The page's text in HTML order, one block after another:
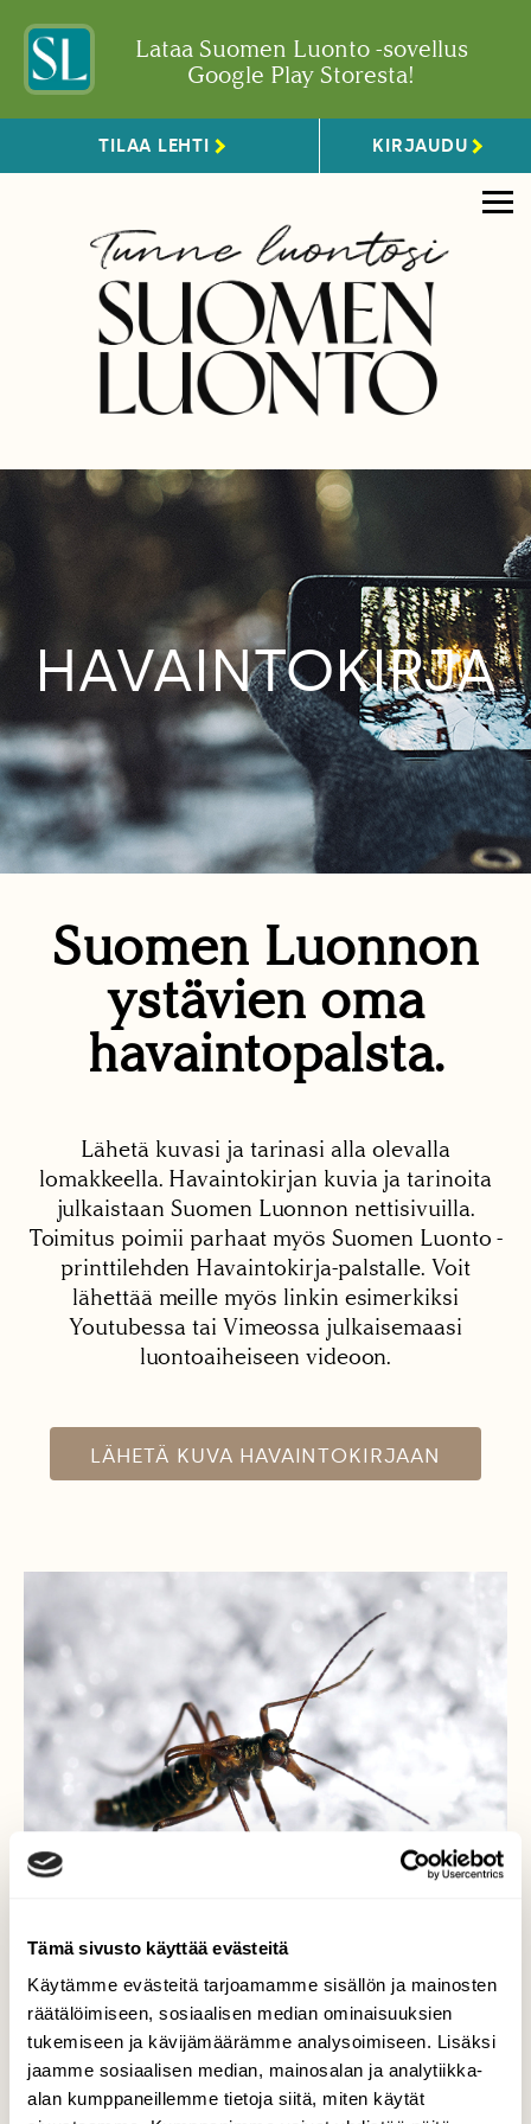
Tämä sivusto käyttää evästeitä
Käytämme evästeitä tarjoamamme sisällön ja mainosten
räätälöimiseen, sosiaalisen median ominaisuuksien
tukemiseen ja kävijämäärämme analysoimiseen. Lisäksi
jaamme sosiaalisen median, mainosalan ja analytiikka-
alan kumppaneillemme tietoja siitä, miten käytät
Lataa Suomen Luonto -sovellus
Google Play Storesta!
TILAA LEHTI KIRJAUDU
HAVAINTOKIRJA
Suomen Luonnon
ystävien oma
havaintopalsta.
Lähetä kuvasi ja tarinasi alla olevalla
lomakkeella. Havaintokirjan kuvia ja tarinoita
julkaistaan Suomen Luonnon nettisivuilla.
Toimitus poimii parhaat myös Suomen Luonto -
printtilehden Havaintokirja-palstalle. Voit
lähettää meille myös linkin esimerkiksi
Youtubessa tai Vimeossa julkaisemaasi
luontoaiheiseen videoon.
LÄHETÄ KUVA HAVAINTOKIRJAAN
Lumikorento helmikuussa